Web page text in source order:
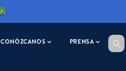
CONÓZCANOS PRENSA